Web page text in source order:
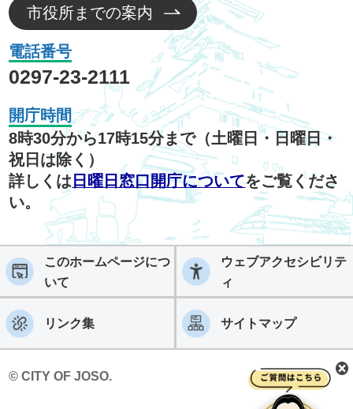
市役所までの案内
電話番号
0297-23-2111
開庁時間
8時30分から17時15分まで（土曜日・日曜日・
祝日は除く）
詳しくは 日曜日窓口開庁についてをご覧くださ
い。
このホームページにつ
いて
ウェブアクセシビリテ
ィ
リンク集 サイトマップ
© CITY OF JOSO.